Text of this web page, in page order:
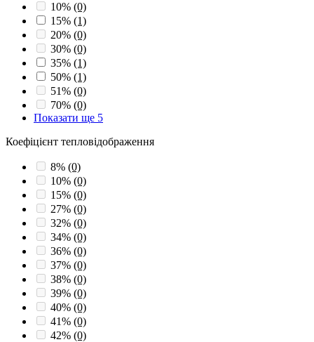
10% (0)
15% (1)
20% (0)
30% (0)
35% (1)
50% (1)
51% (0)
70% (0)
Показати ще 5
Коефіцієнт тепловідображення
8% (0)
10% (0)
15% (0)
27% (0)
32% (0)
34% (0)
36% (0)
37% (0)
38% (0)
39% (0)
40% (0)
41% (0)
42% (0)